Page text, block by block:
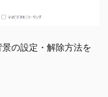
の設定・解除方法を